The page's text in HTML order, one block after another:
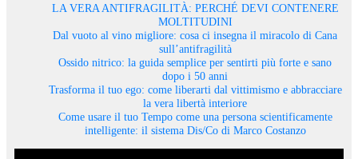
LA VERA ANTIFRAGILITÀ: PERCHÉ DEVI CONTENERE
MOLTITUDINI
Dal vuoto al vino migliore: cosa ci insegna il miracolo di Cana
sull’antifragilità
Ossido nitrico: la guida semplice per sentirti più forte e sano
dopo i 50 anni
Trasforma il tuo ego: come liberarti dal vittimismo e abbracciare
la vera libertà interiore
Come usare il tuo Tempo come una persona scientificamente
intelligente: il sistema Dis/Co di Marco Costanzo